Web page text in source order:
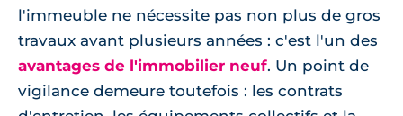
l'immeuble ne nécessite pas non plus de gros
travaux avant plusieurs années : c'est l'un des
avantages de l'immobilier neuf. Un point de
vigilance demeure toutefois : les contrats